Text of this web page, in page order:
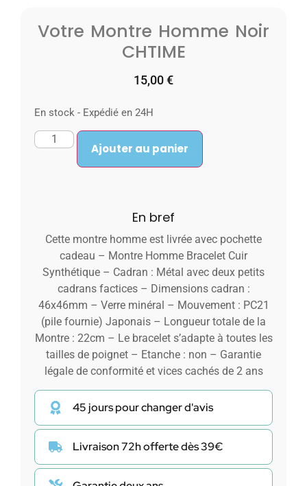
Votre Montre Homme Noir
CHTIME
15,00€
En stock - Expédié en 24H
Ajouter au panier
En bref
Cette montre homme est livrée avec pochette
cadeau – Montre Homme Bracelet Cuir
Synthétique – Cadran : Métal avec deux petits
cadrans factices – Dimensions cadran :
46x46mm – Verre minéral – Mouvement : PC21
(pile fournie) Japonais – Longueur totale de la
Montre : 22cm – Le bracelet s’adapte à toutes les
tailles de poignet – Etanche : non – Garantie
légale de conformité et vices cachés de 2 ans
45 jours pour changer d'avis
Livraison 72h offerte dès 39€